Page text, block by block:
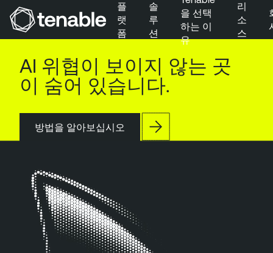
주 콘텐츠로 건너뛰기
바닥글로 건너뛰기
플
랫
폼
솔
루
션
을 선택
하는 이
유
리
소
스
AI 위협이 보이지 않는 곳
이 숨어 있습니다.
방법을 알아보십시오